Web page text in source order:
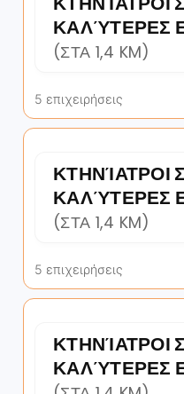
ΚΑΛΎΤΕΡΕΣ
(ΣΤΑ 1,4 KM)
5 επιχειρήσεις
ΚΤΗΝΊΑΤΡΟΙ
ΚΑΛΎΤΕΡΕΣ
(ΣΤΑ 1,4 KM)
5 επιχειρήσεις
ΚΤΗΝΊΑΤΡΟΙ
ΚΑΛΎΤΕΡΕΣ